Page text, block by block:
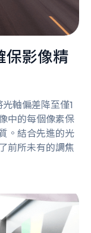
保影像精
軸偏差降至僅1
中的每個像素保
。結合先進的光
前所未有的調焦